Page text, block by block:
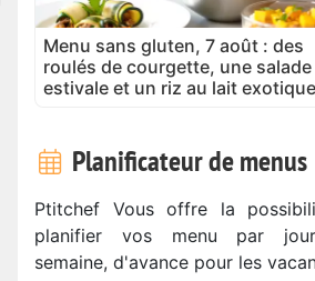
Menu sans gluten, 7 août : des
roulés de courgette, une salade
estivale et un riz au lait exotique
Planificateur de menus
Ptitchef Vous offre la
planifier vos menu par
semaine, d'avance pour les